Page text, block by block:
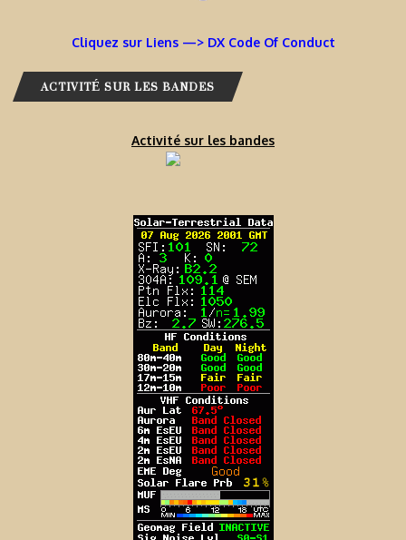
Cliquez sur Liens —> DX Code Of Conduct
ACTIVITÉ SUR LES BANDES
Activité sur les bandes